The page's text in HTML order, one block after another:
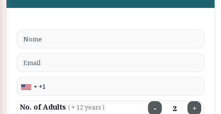
No. of Adults ( + 12 years ) − +